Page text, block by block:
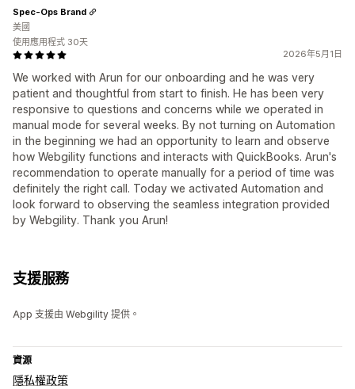
2026年5月1日
We worked with Arun for our onboarding and he was very
patient and thoughtful from start to finish. He has been very
responsive to questions and concerns while we operated in
manual mode for several weeks. By not turning on Automation
in the beginning we had an opportunity to learn and observe
how Webgility functions and interacts with QuickBooks. Arun's
recommendation to operate manually for a period of time was
definitely the right call. Today we activated Automation and
look forward to observing the seamless integration provided
by Webgility. Thank you Arun!
Spec-Ops Brand
美國
使用應用程式 30天
支援服務
App 支援由 Webgility 提供。
資源
隱私權政策